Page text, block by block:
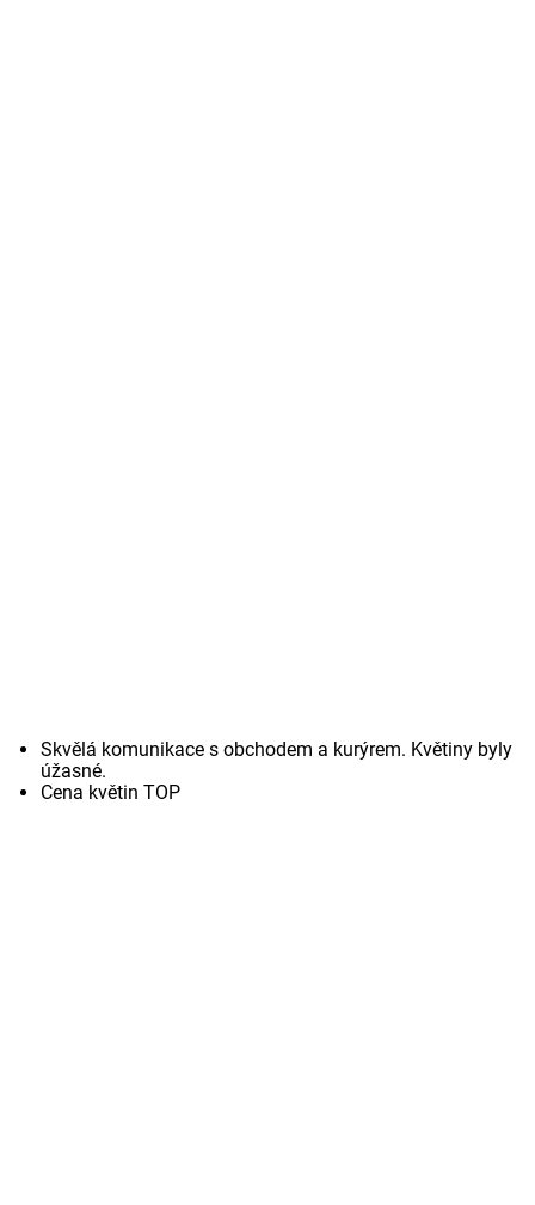
Skvělá komunikace s obchodem a kurýrem. Květiny byly
úžasné.
Cena květin TOP